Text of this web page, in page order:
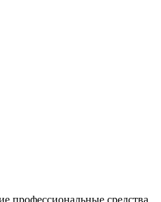
профессиональные средства